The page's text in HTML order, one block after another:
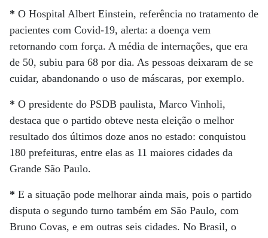
* O Hospital Albert Einstein, referência no tratamento de
pacientes com Covid-19, alerta: a doença vem
retornando com força. A média de internações, que era
de 50, subiu para 68 por dia. As pessoas deixaram de se
cuidar, abandonando o uso de máscaras, por exemplo.
* O presidente do PSDB paulista, Marco Vinholi,
destaca que o partido obteve nesta eleição o melhor
resultado dos últimos doze anos no estado: conquistou
180 prefeituras, entre elas as 11 maiores cidades da
Grande São Paulo.
* E a situação pode melhorar ainda mais, pois o partido
disputa o segundo turno também em São Paulo, com
Bruno Covas, e em outras seis cidades. No Brasil, o